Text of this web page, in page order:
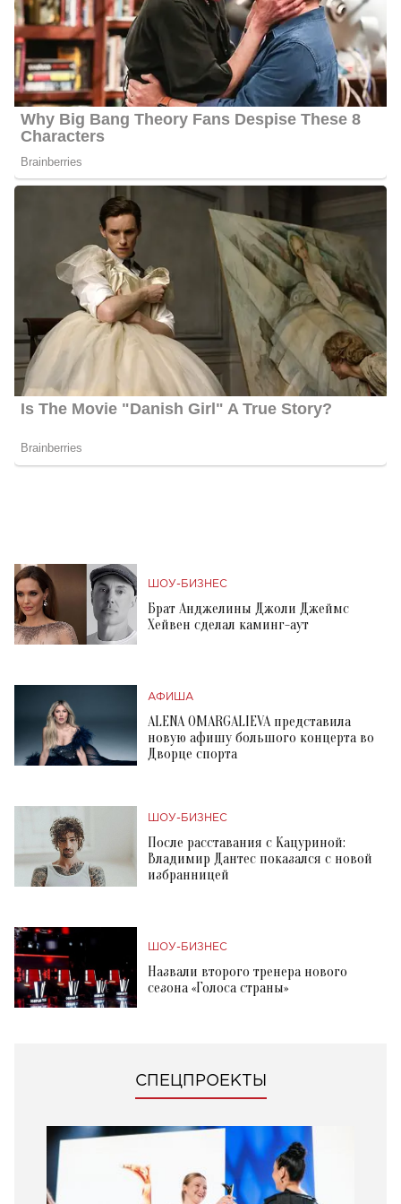
ШОУ-БИЗНЕС
Брат Анджелины Джоли Джеймс
Хейвен сделал каминг-аут
АФИША
ALENA OMARGALIEVA представила
новую афишу большого концерта во
Дворце спорта
ШОУ-БИЗНЕС
После расставания с Кацуриной:
Владимир Дантес показался с новой
избранницей
ШОУ-БИЗНЕС
Назвали второго тренера нового
сезона «Голоса страны»
СПЕЦПРОЕКТЫ